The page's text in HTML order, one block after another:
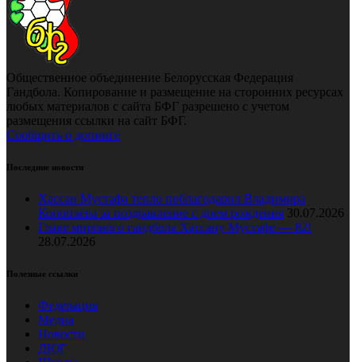
Общественное объединение Белорусская Федерация
Гандбола. Копирование и размещение на сторонних ресурсах
любых материалов с сайта БФГ разрешено с учетом
размещения ссылки на сайт БФГ.
Сообщить о допинге
Последние новости
Хассан Мустафа тепло поблагодарил Владимира
Коноплёва за поздравление с днем рождения 30.07.2026
Главе мирового гандбола Хассану Мустафе — 82!
28.07.2026
Полезные ссылки
Федерация
Медиа
Новости
ДЮГ